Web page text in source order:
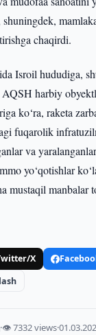
chaqirdi.
Isroil hududiga,
harbiy
ko‘ra, raketa
fuqarolik
va
yo‘qotishlar
mustaqil manbalar
X
·👁 7332 views·